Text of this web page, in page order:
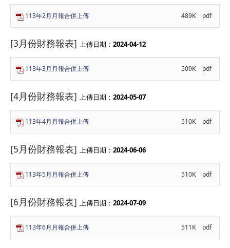
113年2月月報合併上傳 489K pdf
[3月份財務報表] 上傳日期： 2024-04-12
113年3月月報合併上傳 509K pdf
[4月份財務報表] 上傳日期： 2024-05-07
113年4月月報合併上傳 510K pdf
[5月份財務報表] 上傳日期： 2024-06-06
113年5月月報合併上傳 510K pdf
[6月份財務報表] 上傳日期： 2024-07-09
113年6月月報合併上傳 511K pdf